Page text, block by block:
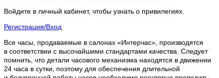
Войдите в личный кабинет, чтобы узнать о привилегиях.
Регистрация/Вход
Все часы, продаваемые в салонах «Интерчас», производятся
в соответствии с высочайшими стандартами качества. Следует
помнить, что детали часового механизма находятся в движении
24 часа в сутки, поэтому для обеспечения длительной